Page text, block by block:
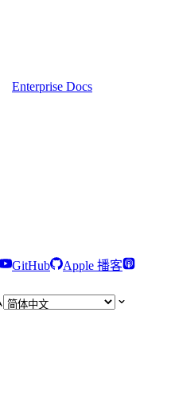
Enterprise Docs
GitHub
Apple 播客